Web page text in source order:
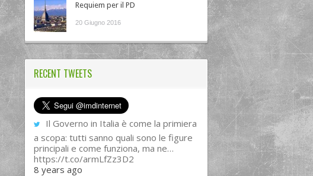
Requiem per il PD
20 Giugno 2016
RECENT TWEETS
Il Governo in Italia è come la primiera
a scopa: tutti sanno quali sono le figure
principali e come funziona, ma ne…
https://t.co/armLfZz3D2
8 years ago